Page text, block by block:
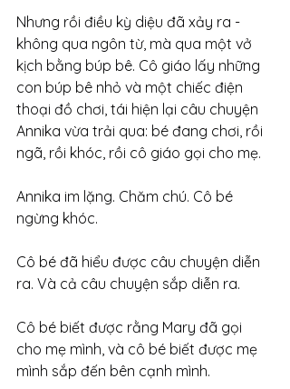
Nhưng rồi điều kỳ diệu đã xảy ra -
không qua ngôn từ, mà qua một vở
kịch bằng búp bê. Cô giáo lấy những
con búp bê nhỏ và một chiếc điện
thoại đồ chơi, tái hiện lại câu chuyện
Annika vừa trải qua: bé đang chơi, rồi
ngã, rồi khóc, rồi cô giáo gọi cho mẹ.
Annika im lặng. Chăm chú. Cô bé
ngừng khóc.
Cô bé đã hiểu được câu chuyện diễn
ra. Và cả câu chuyện sắp diễn ra.
Cô bé biết được rằng Mary đã gọi
cho mẹ mình, và cô bé biết được mẹ
mình sắp đến bên cạnh mình.